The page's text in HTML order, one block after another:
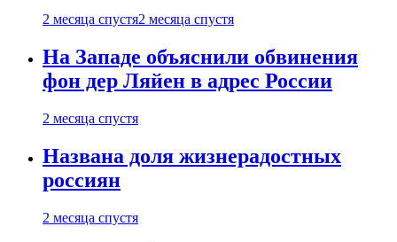
2 месяца спустя2 месяца спустя
На Западе объяснили обвинения
фон дер Ляйен в адрес России
2 месяца спустя
Названа доля жизнерадостных
россиян
2 месяца спустя